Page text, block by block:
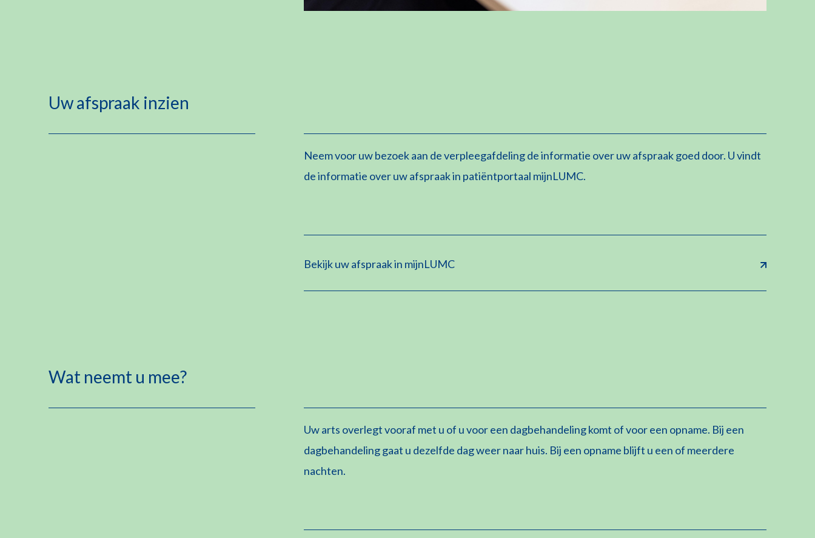
Uw afspraak inzien
Neem voor uw bezoek aan de verpleegafdeling de informatie over uw afspraak goed door. U vindt
de informatie over uw afspraak in patiëntportaal mijnLUMC.
Bekijk uw afspraak in mijnLUMC
Wat neemt u mee?
Uw arts overlegt vooraf met u of u voor een dagbehandeling komt of voor een opname. Bij een
dagbehandeling gaat u dezelfde dag weer naar huis. Bij een opname blijft u een of meerdere
nachten.